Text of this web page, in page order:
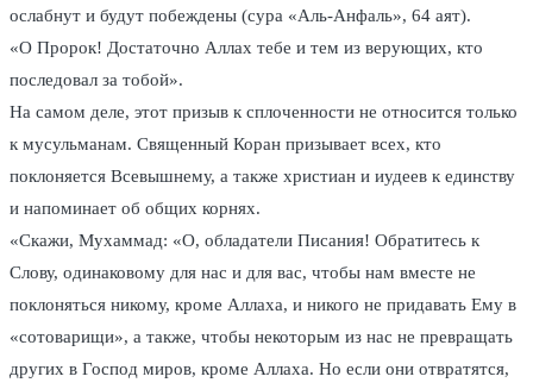
ослабнут и будут побеждены (сура «Аль-Анфаль», 64 аят).
«О Пророк! Достаточно Аллах тебе и тем из верующих, кто
последовал за тобой».
На самом деле, этот призыв к сплоченности не относится только
к мусульманам. Священный Коран призывает всех, кто
поклоняется Всевышнему, а также христиан и иудеев к единству
и напоминает об общих корнях.
«Скажи, Мухаммад: «О, обладатели Писания! Обратитесь к
Слову, одинаковому для нас и для вас, чтобы нам вместе не
поклоняться никому, кроме Аллаха, и никого не придавать Ему в
«сотоварищи», а также, чтобы некоторым из нас не превращать
других в Господ миров, кроме Аллаха. Но если они отвратятся,